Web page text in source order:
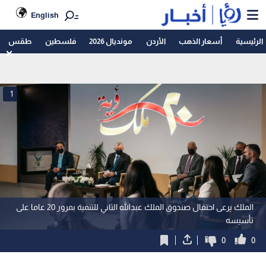
English
الرئيسية أسعار الذهب الأردن مونديال 2026 فلسطين طقس
الملك يرعى احتفال صندوق الملك عبدالله الثاني للتنمية بمرور 20 عاما على
تأسيسه
1
0
0